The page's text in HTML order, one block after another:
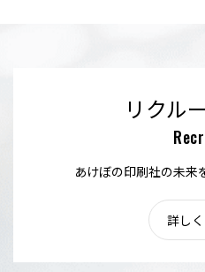
リクル
あけぼの印刷社の未来
詳し